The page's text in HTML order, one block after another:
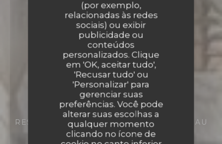
(por exemplo,
relacionadas às redes
sociais) ou exibir
publicidade ou
conteúdos
personalizados. Clique
em 'OK, aceitar tudo',
'Recusar tudo' ou
'Personalizar' para
gerenciar suas
preferências. Você pode
alterar suas escolhas a
qualquer momento
clicando no ícone de
RESTAURANTE TRADICIONAL
LE HAMEAU
LES MICHELS - 7 RUE DU CHÊNE DE
LOUISET 13790 PEYNIER